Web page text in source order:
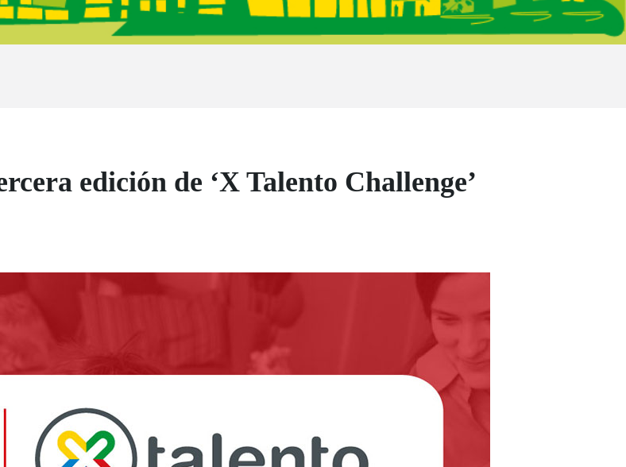
edición de ‘X Talento Challenge’